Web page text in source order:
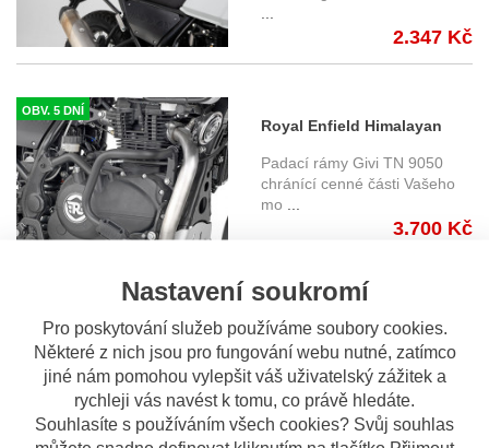
Nastavení soukromí
Pro poskytování služeb používáme soubory cookies.
Některé z nich jsou pro fungování webu nutné, zatímco
jiné nám pomohou vylepšit váš uživatelský zážitek a
rychleji vás navést k tomu, co právě hledáte.
Souhlasíte s používáním všech cookies? Svůj souhlas
HTA.41.789.11000
2.347 Kč
OBV. 5 DNÍ
Royal Enfield Himalayan
(18-) - padací rám Givi
TN9050
Padací rámy Givi TN 9050
chránící cenné části Vašeho
mo
3.700 Kč
OBV. 5 DNÍ
Royal Enfield Himalayan
(18-) - padací rámy SW-
Padací rámy SW-Motech